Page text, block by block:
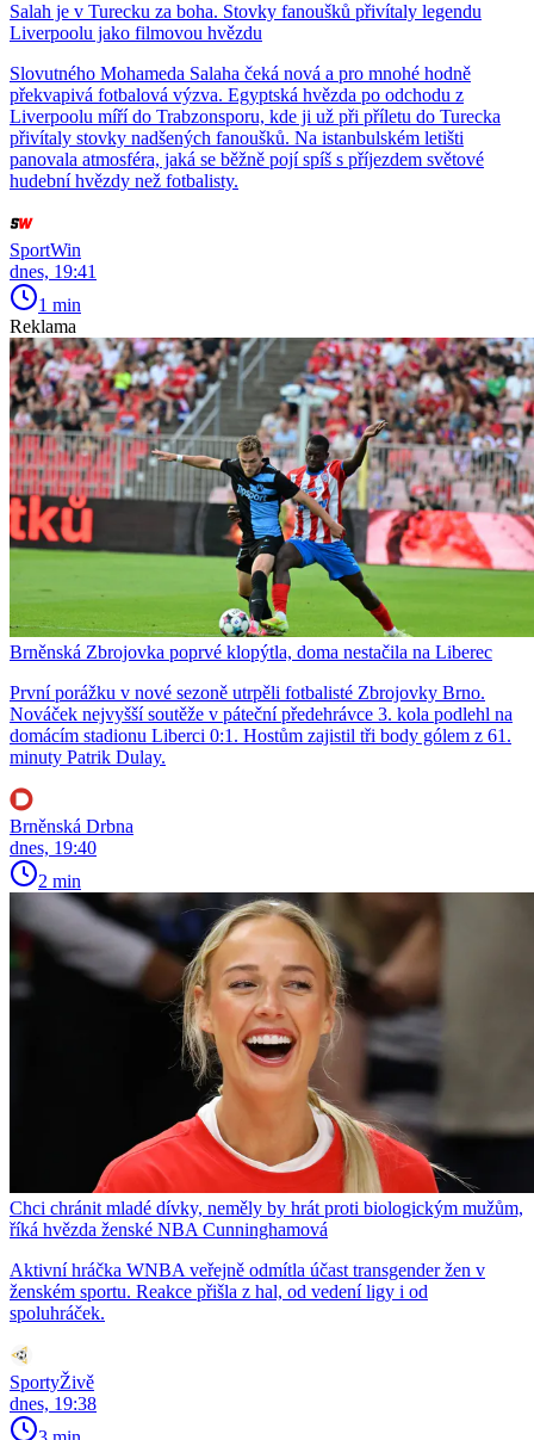
Salah je v Turecku za boha. Stovky fanoušků přivítaly legendu
Liverpoolu jako filmovou hvězdu
Slovutného Mohameda Salaha čeká nová a pro mnohé hodně
překvapivá fotbalová výzva. Egyptská hvězda po odchodu z
Liverpoolu míří do Trabzonsporu, kde ji už při příletu do Turecka
přivítaly stovky nadšených fanoušků. Na istanbulském letišti
panovala atmosféra, jaká se běžně pojí spíš s příjezdem světové
hudební hvězdy než fotbalisty.
SportWin
dnes, 19:41
1 min
Reklama
Brněnská Zbrojovka poprvé klopýtla, doma nestačila na Liberec
První porážku v nové sezoně utrpěli fotbalisté Zbrojovky Brno.
Nováček nejvyšší soutěže v páteční předehrávce 3. kola podlehl na
domácím stadionu Liberci 0:1. Hostům zajistil tři body gólem z 61.
minuty Patrik Dulay.
Brněnská Drbna
dnes, 19:40
2 min
Chci chránit mladé dívky, neměly by hrát proti biologickým mužům,
říká hvězda ženské NBA Cunninghamová
Aktivní hráčka WNBA veřejně odmítla účast transgender žen v
ženském sportu. Reakce přišla z hal, od vedení ligy i od
spoluhráček.
SportyŽivě
dnes, 19:38